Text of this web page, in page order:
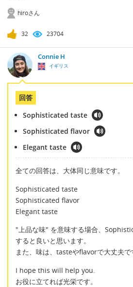
hiroさん
32 23704
Connie H
イギリス
回答
Sophisticated taste
Sophisticated flavor
Elegant taste
全ての回答は、大体同じ意味です。
Sophisticated taste
Sophisticated flavor
Elegant taste
"上品な味" を意味する場合、
すると良いと思います。
また、味は、tasteやflavorで大丈夫で
I hope this will help you.
お役に立てれば光栄です。